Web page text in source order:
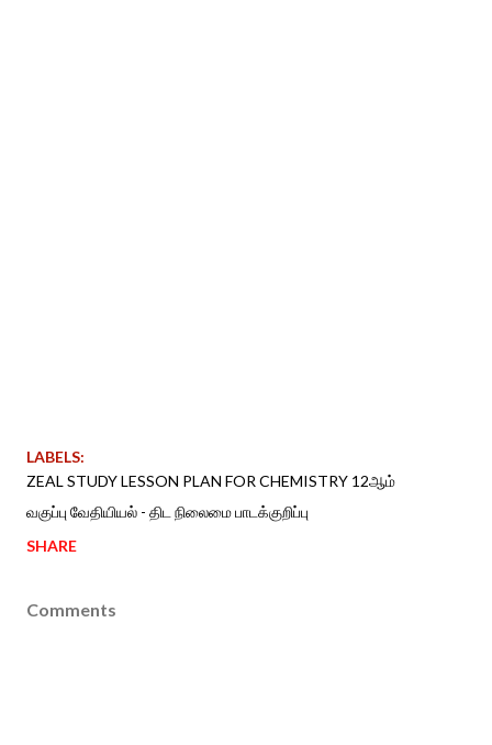
LABELS:
ZEAL STUDY LESSON PLAN FOR CHEMISTRY 12ஆம்
வகுப்பு வேதியியல் - திட நிலைமை பாடக்குறிப்பு
SHARE
Comments